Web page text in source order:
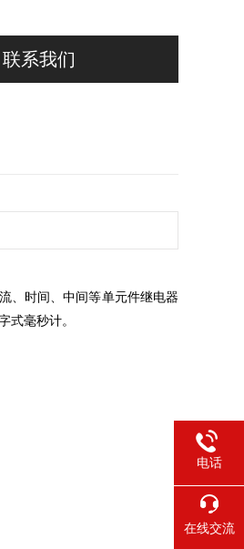
联系我们
、时间、中间等单元件继电器
式毫秒计。
电话
在线交流